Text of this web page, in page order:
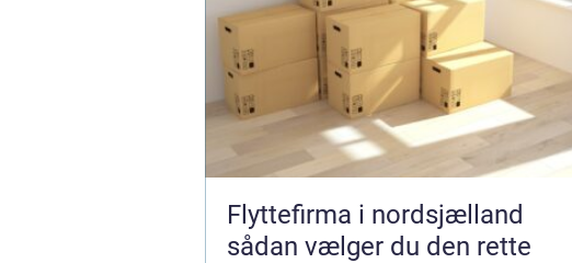
Flyttefirma i nordsjælland
sådan vælger du den rette